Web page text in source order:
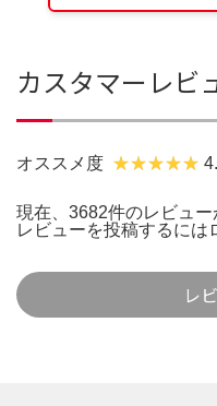
カスタマーレビ
オススメ度
現在、3682件のレビュー
レビューを投稿するには
レ